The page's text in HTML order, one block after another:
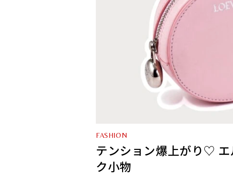
FASHION
テンション爆上がり♡
ク小物